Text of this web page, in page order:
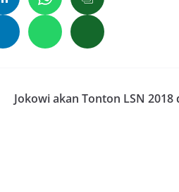
Jokowi akan Tonton LSN 2018